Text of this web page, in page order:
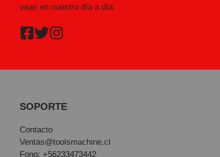
veas en nuestro día a día.
SOPORTE
Contacto
Ventas@toolsmachine.cl
Fono: +56233473442